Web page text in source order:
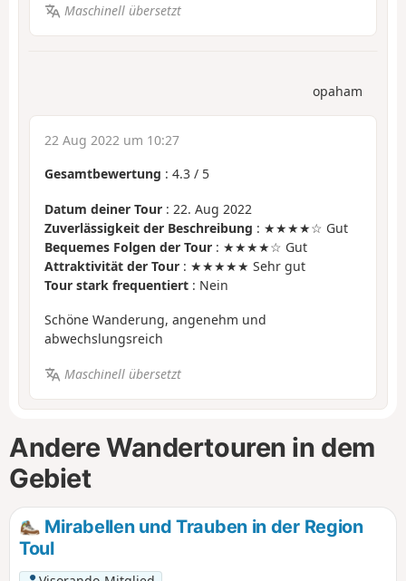
Maschinell übersetzt
opaham
22 Aug 2022 um 10:27
Gesamtbewertung : 4.3 / 5
Datum deiner Tour : 22. Aug 2022
Zuverlässigkeit der Beschreibung : ★★★★☆ Gut
Bequemes Folgen der Tour : ★★★★☆ Gut
Attraktivität der Tour : ★★★★★ Sehr gut
Tour stark frequentiert : Nein
Schöne Wanderung, angenehm und
abwechslungsreich
Maschinell übersetzt
Andere Wandertouren in dem
Gebiet
Mirabellen und Trauben in der Region
Toul